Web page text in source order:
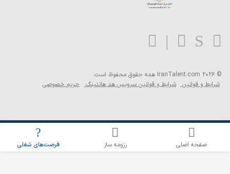
اطلاع‌رسانی شغلی را برای این جستجو فعال کنید
بلاگ
© 2026 IranTalent.com
همه حقوق محفوظ است.
شرایط و قوانین شرایط و قوانین سرویس هد هانتینگ حریم خصوصی
صفحه اصلی رزومه ساز فرصت‌های شغلی